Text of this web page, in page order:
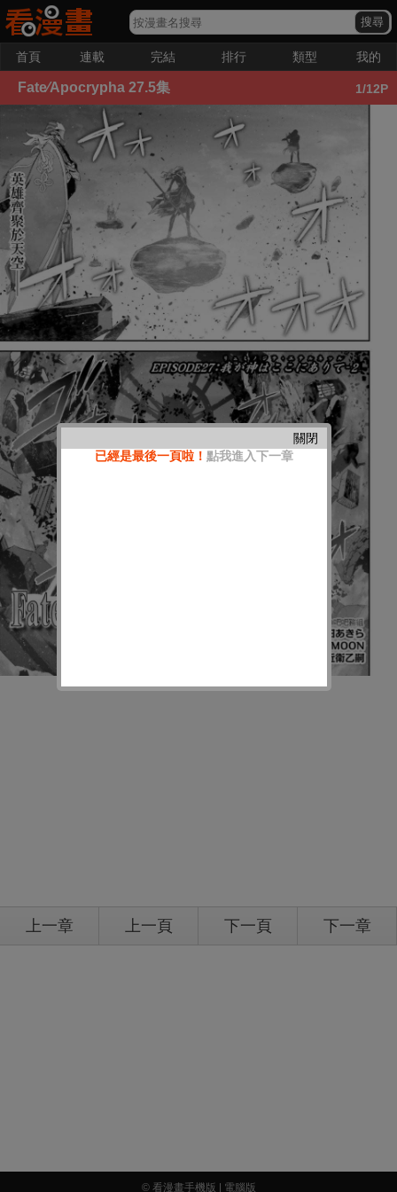
首頁 連載 完結 排行 類型 我的
Fate∕Apocrypha 27.5集 1/12P
上一章 上一頁 下一頁 下一章
關閉
已經是最後一頁啦！ 點我進入下一章
© 看漫畫手機版 | 電腦版